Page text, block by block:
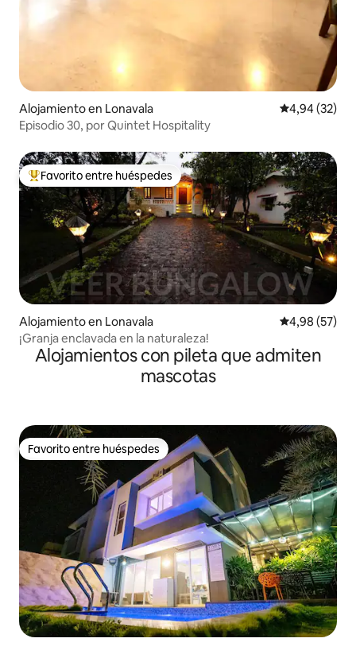
Alojamiento en Lonavala Calificación
4,94 (32)
Episodio 30, por Quintet Hospitality
Favorito entre los huéspedes más destacados
Favorito entre huéspedes
Alojamiento en Lonavala Calificación
4,98 (57)
¡Granja enclavada en la naturaleza!
Alojamientos con pileta que admiten
mascotas
Favorito entre huéspedes
Favorito entre huéspedes